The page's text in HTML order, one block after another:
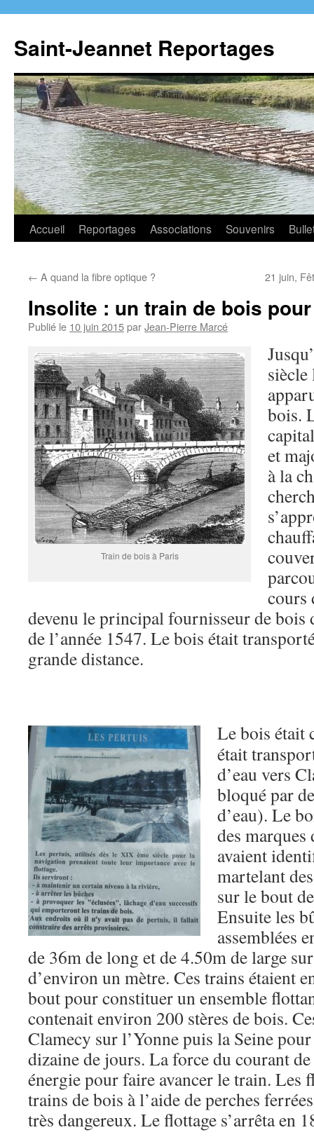
contenu
Saint-Jeannet Reportages
Accueil Reportages Associations Souvenirs
← A quand la fibre optique ? 21 juin,
Insolite : un train de bois
Publié le 10 juin 2015parJean-Pierre Marcé
Train de bois à Paris
bois.
et
à la
cours
devenu le principal fournisseur de bois
de l’année 1547. Le bois était
grande distance.
Le bois était
était
d’eau vers
bloqué par
d’eau). Le
des
avaient
martelant
sur le bout
Ensuite les
assemblées
de 36m de long et de 4.50m de large
d’environ un mètre. Ces trains étaient
bout pour constituer un ensemble
contenait environ 200 stères de bois.
Clamecy sur l’Yonne puis la Seine
dizaine de jours. La force du courant
énergie pour faire avancer le train. Les
trains de bois à l’aide de perches
très dangereux. Le flottage s’arrêta en